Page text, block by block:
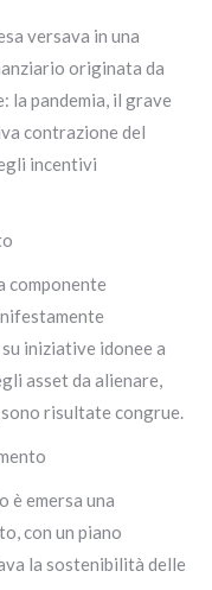
versava in una
originata da
la pandemia, il grave
contrazione del
incentivi
componente
iniziative idonee a
asset da alienare,
risultate congrue.
è emersa una
con un piano
la sostenibilità delle